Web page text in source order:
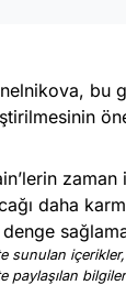
bu
daha
denge
sunulan
paylaşılan